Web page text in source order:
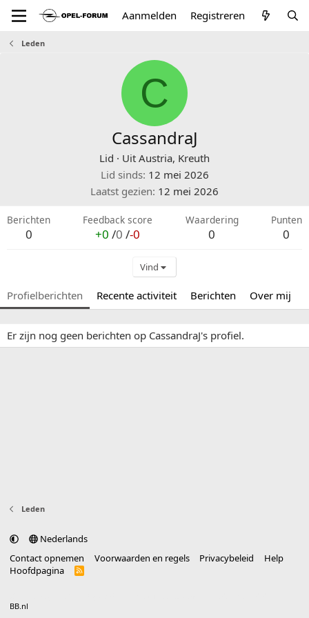
Aanmelden Registreren
Leden
C
CassandraJ
Lid · Uit Austria, Kreuth
Lid sinds 12 mei 2026
Laatst gezien 12 mei 2026
Berichten
0
Feedback score
+0 /0 /-0
Waardering
0
Punten
0
Vind
Profielberichten Recente activiteit Berichten Over mij
Er zijn nog geen berichten op CassandraJ's profiel.
Leden
Nederlands
Contact opnemen
Voorwaarden en regels Privacybeleid
Help
Hoofdpagina
R
BB.nl